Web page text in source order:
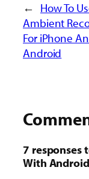
← How To
Ambient
For iPhone
Android
7 responses
With